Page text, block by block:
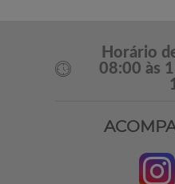
Horário
08:00 às